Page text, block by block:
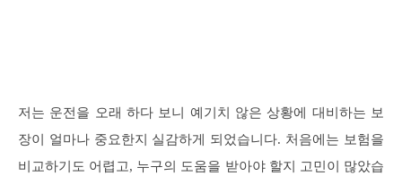
저는 운전을 오래 하다 보니 예기치 않은 상황에 대비하는 보
장이 얼마나 중요한지 실감하게 되었습니다. 처음에는 보험을
비교하기도 어렵고, 누구의 도움을 받아야 할지 고민이 많았습